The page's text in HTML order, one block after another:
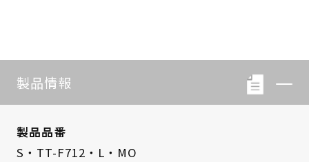
製品情報
製品品番
S・TT-F712・L・MO